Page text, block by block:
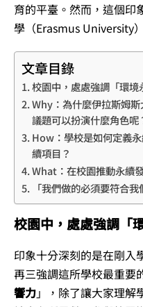
育的平臺。然而，這個印
學（Erasmus University
文章目錄
校園中，處處強調「環境
Why：為什麼伊拉斯姆
議題可以扮演什麼角色呢
How：學校是如何定義
續項目？
What：在校園推動永續
「我們做的必須要符合我
校園中，處處強調「
印象十分深刻的是在剛入
再三強調這所學校最重要
響力」，除了讓大家理解